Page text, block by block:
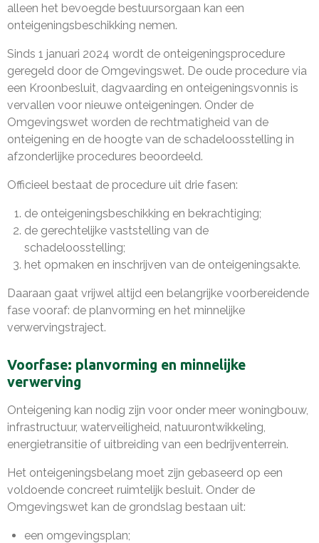
alleen het bevoegde bestuursorgaan kan een
onteigeningsbeschikking nemen.
Sinds 1 januari 2024 wordt de onteigeningsprocedure
geregeld door de Omgevingswet. De oude procedure via
een Kroonbesluit, dagvaarding en onteigeningsvonnis is
vervallen voor nieuwe onteigeningen. Onder de
Omgevingswet worden de rechtmatigheid van de
onteigening en de hoogte van de schadeloosstelling in
afzonderlijke procedures beoordeeld.
Officieel bestaat de procedure uit drie fasen:
de onteigeningsbeschikking en bekrachtiging;
de gerechtelijke vaststelling van de
schadeloosstelling;
het opmaken en inschrijven van de onteigeningsakte.
Daaraan gaat vrijwel altijd een belangrijke voorbereidende
fase vooraf: de planvorming en het minnelijke
verwervingstraject.
Voorfase: planvorming en minnelijke
verwerving
Onteigening kan nodig zijn voor onder meer woningbouw,
infrastructuur, waterveiligheid, natuurontwikkeling,
energietransitie of uitbreiding van een bedrijventerrein.
Het onteigeningsbelang moet zijn gebaseerd op een
voldoende concreet ruimtelijk besluit. Onder de
Omgevingswet kan de grondslag bestaan uit:
een omgevingsplan;